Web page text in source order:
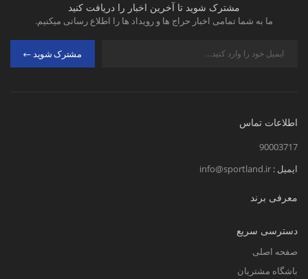
مشترک شوید تا آخرین اخبار را دریافت کنید
ما به شما تمامی اخبار حراج ها و رویداد ها را اطلاع رسانی میکنیم.
مشترک شوید
اطلاعات تماس
90003717
ایمیل : info@sportland.ir
معرفی برند
دسترسی سریع
صفحه اصلی
باشگاه مشتریان